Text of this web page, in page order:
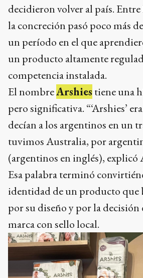
decidieron volver al país.
la concreción pasó poco más
un período en el que
un producto altamente
competencia instalada.
El nombreArshies tiene una
pero significativa. “‘Arshies’
decían a los argentinos en un
tuvimos Australia, por
(argentinos en inglés), explicó
Esa palabra terminó
identidad de un producto que
por su diseño y por la
marca con sello local.